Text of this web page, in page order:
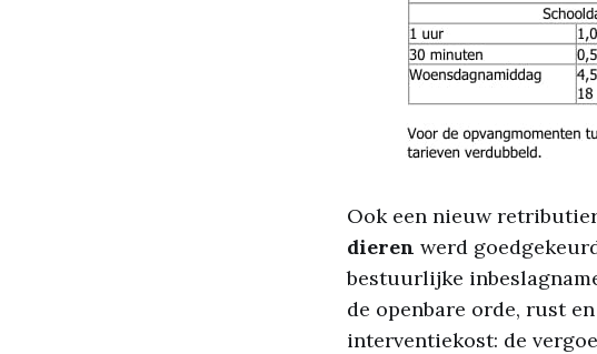
Ook een nieuw
dieren werd
bestuurlijke
de openbare orde, rust
interventiekost: de